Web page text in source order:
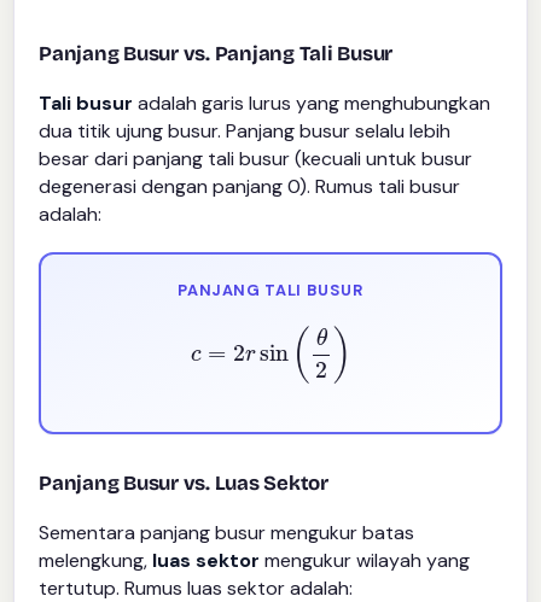
Panjang Busur vs. Panjang Tali Busur
Tali busur adalah garis lurus yang menghubungkan
dua titik ujung busur. Panjang busur selalu lebih
besar dari panjang tali busur (kecuali untuk busur
degenerasi dengan panjang 0). Rumus tali busur
adalah:
PANJANG TALI BUSUR
θ 2)
Panjang Busur vs. Luas Sektor
Sementara panjang busur mengukur batas
melengkung, luas sektor mengukur wilayah yang
tertutup. Rumus luas sektor adalah: